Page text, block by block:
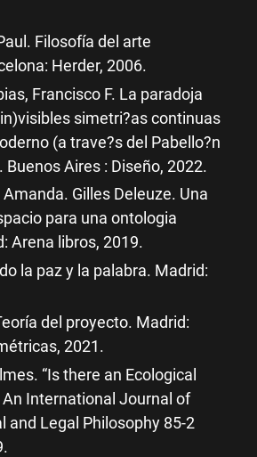
Filosofía del arte
Herder, 2006.
Francisco F. La paradoja
simetri?as continuas
(a trave?s del Pabello?n
Buenos Aires : Diseño, 2022.
Gilles Deleuze. Una
para una ontologia
Arena libros, 2019.
la paz y la palabra. Madrid:
del proyecto. Madrid:
2021.
“Is there an Ecological
An International Journal of
and Legal Philosophy 85-2